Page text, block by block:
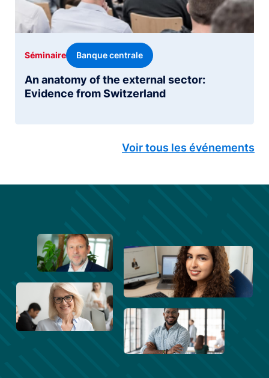
An anatomy of the external sector:
Evidence from Switzerland
Séminaire Banque centrale
Voir tous les événements